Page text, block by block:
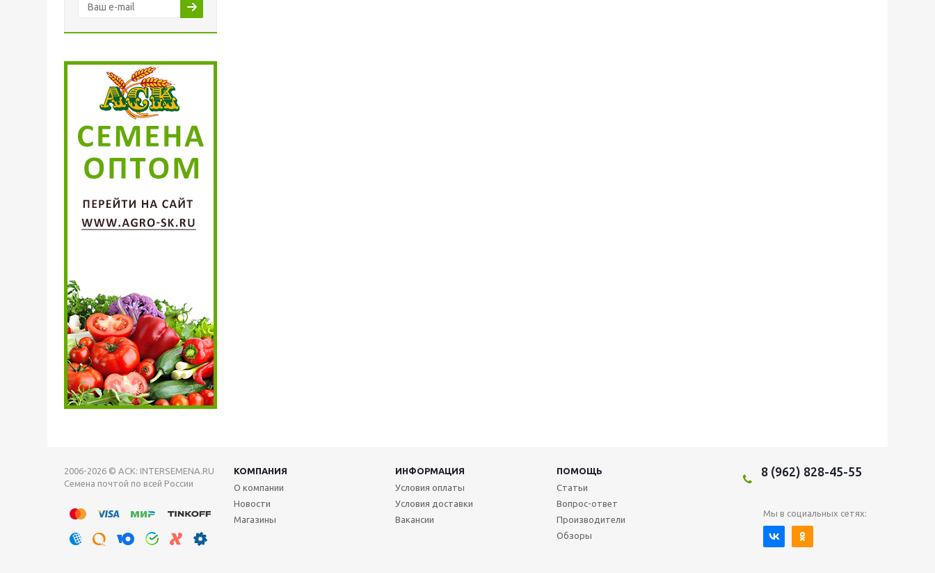
2006-2026 © АСК: INTERSEMENA.RU
Семена почтой по всей России
КОМПАНИЯ ИНФОРМАЦИЯ
ПОМОЩЬ
О компании
Новости
Магазины
Условия оплаты
Условия доставки
Вакансии
Статьи
Вопрос-ответ
Производители
Обзоры
8 (962) 828-45-55
Мы в социальных сетях: